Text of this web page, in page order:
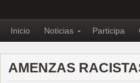
Inicio Noticias Participa
AMENZAS